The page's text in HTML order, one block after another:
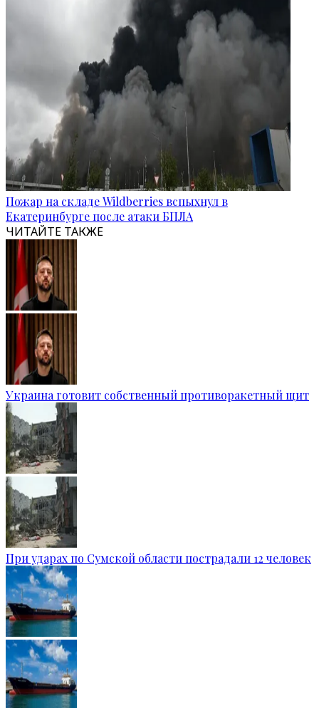
Пожар на складе Wildberries вспыхнул в
Екатеринбурге после атаки БПЛА
ЧИТАЙТЕ ТАКЖЕ
Украина готовит собственный противоракетный щит
При ударах по Сумской области пострадали 12 человек